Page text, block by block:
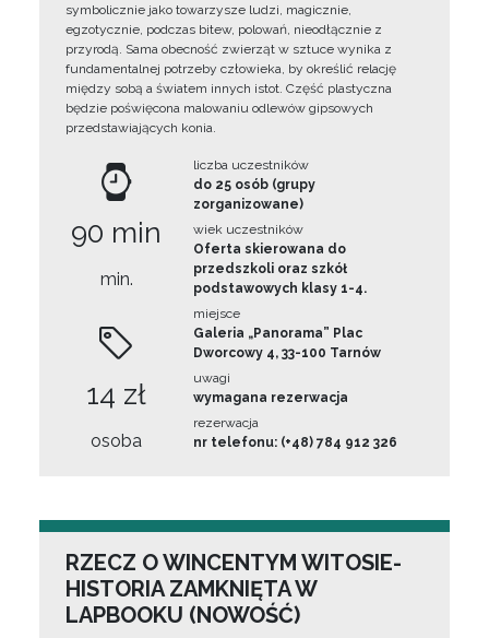
symbolicznie jako towarzysze ludzi, magicznie,
egzotycznie, podczas bitew, polowań, nieodłącznie z
przyrodą. Sama obecność zwierząt w sztuce wynika z
fundamentalnej potrzeby człowieka, by określić relację
między sobą a światem innych istot. Część plastyczna
będzie poświęcona malowaniu odlewów gipsowych
przedstawiających konia.
90 min
min.
14 zł
osoba
liczba uczestników
do 25 osób (grupy
zorganizowane)
wiek uczestników
Oferta skierowana do
przedszkoli oraz szkół
podstawowych klasy 1-4.
miejsce
Galeria „Panorama” Plac
Dworcowy 4, 33-100 Tarnów
uwagi
wymagana rezerwacja
rezerwacja
nr telefonu: (+48) 784 912 326
RZECZ O WINCENTYM WITOSIE-
HISTORIA ZAMKNIĘTA W
LAPBOOKU (NOWOŚĆ)